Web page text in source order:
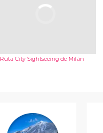
Ruta City Sightseeing de Milán